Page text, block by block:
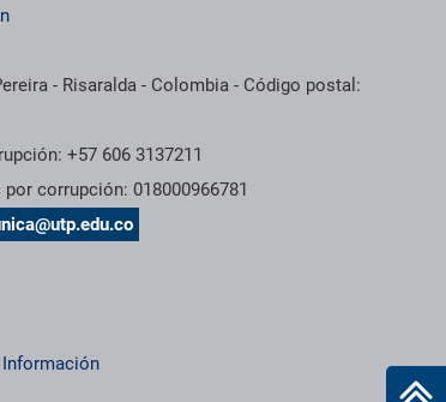
- Risaralda - Colombia - Código postal:
+57 606 3137211
corrupción: 018000966781